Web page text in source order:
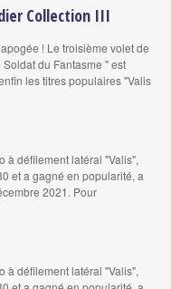
Collection III
! Le troisième volet de
du Fantasme " est
les titres populaires "Valis
à défilement latéral "Valis",
et a gagné en popularité, a
2021. Pour
à défilement latéral "Valis",